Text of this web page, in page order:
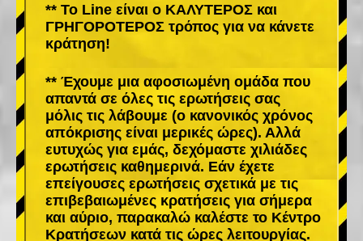
** Το Line είναι ο ΚΑΛΥΤΕΡΟΣ και
ΓΡΗΓΟΡΟΤΕΡΟΣ τρόπος για να κάνετε
κράτηση!
** Έχουμε μια αφοσιωμένη ομάδα που
απαντά σε όλες τις ερωτήσεις σας
μόλις τις λάβουμε (ο κανονικός χρόνος
απόκρισης είναι μερικές ώρες). Αλλά
ευτυχώς για εμάς, δεχόμαστε χιλιάδες
ερωτήσεις καθημερινά. Εάν έχετε
επείγουσες ερωτήσεις σχετικά με τις
επιβεβαιωμένες κρατήσεις για σήμερα
και αύριο, παρακαλώ καλέστε το Κέντρο
Κρατήσεων κατά τις ώρες λειτουργίας.